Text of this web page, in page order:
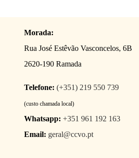
Morada:
Rua José Estêvão Vasconcelos, 6B
2620-190 Ramada
Telefone: (+351) 219 550 739
(custo chamada local)
Whatsapp: +351 961 192 163
Email: geral@ccvo.pt